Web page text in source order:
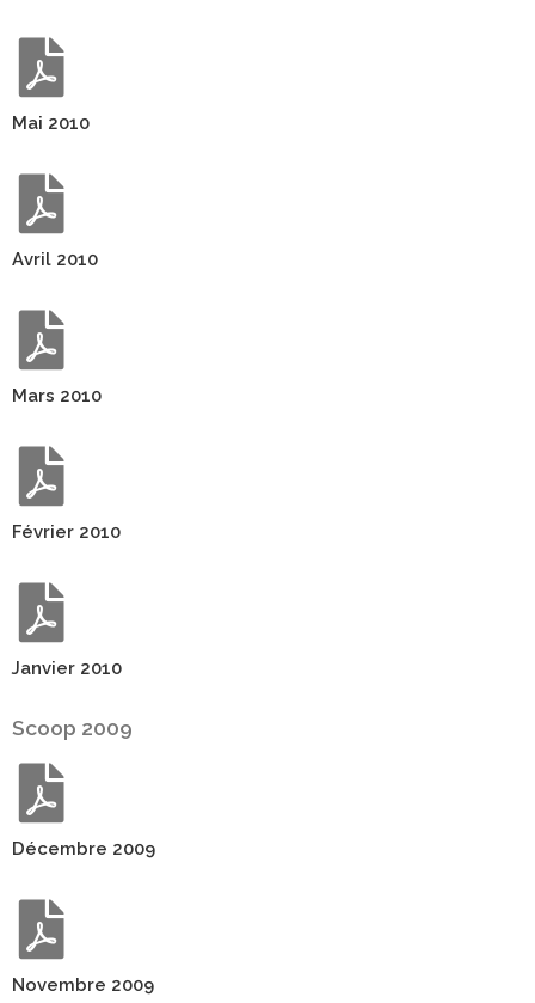
Mai 2010
Avril 2010
Mars 2010
Février 2010
Janvier 2010
Scoop 2009
Décembre 2009
Novembre 2009